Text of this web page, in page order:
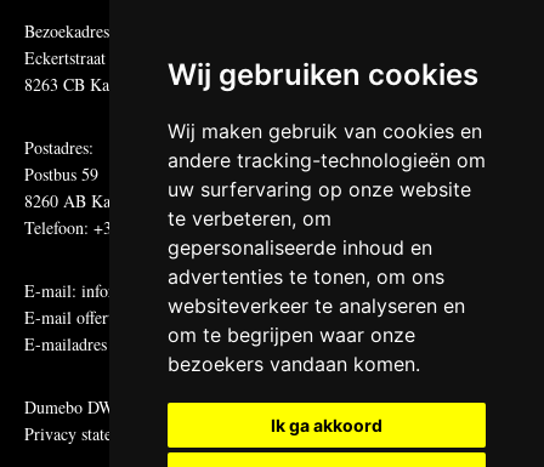
Wij gebruiken cookies
Wij maken gebruik van cookies en
andere tracking-technologieën om
uw surfervaring op onze website
te verbeteren, om
gepersonaliseerde inhoud en
advertenties te tonen, om ons
websiteverkeer te analyseren en
om te begrijpen waar onze
bezoekers vandaan komen.
Ik ga akkoord
Bezoekadres:
Eckertstraat 75
8263 CB Kampen
Postadres:
Postbus 59
8260 AB Kampen
Telefoon: +31 (0)38 331 81 81
E-mail: informatie@metadecor.nl
E-mail offertes:
calculatie@metadecor.nl
E-mailadres administratie:facturen@metadecor.nl
Dumebo DWS voorwaarden
Privacy statement